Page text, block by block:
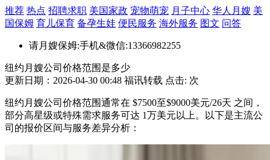
推荐 热点 招聘求职 美国家政 宠物萌宠 月子中心 华人月嫂 美
国保姆 育儿保育 备孕生娃 便民服务 海外服务 图文 问答
请月嫂保姆:手机&微信:13366982255
纽约月嫂公司价格范围是多少
更新日期：2026-04-30 00:48 福讯转载 点击: 次
纽约月嫂公司价格范围通常在 $7500至$9000美元/26天 之间，
部分高星级或特殊需求服务可达 1万美元以上。以下是主流公
司的报价区间与服务差异分析：